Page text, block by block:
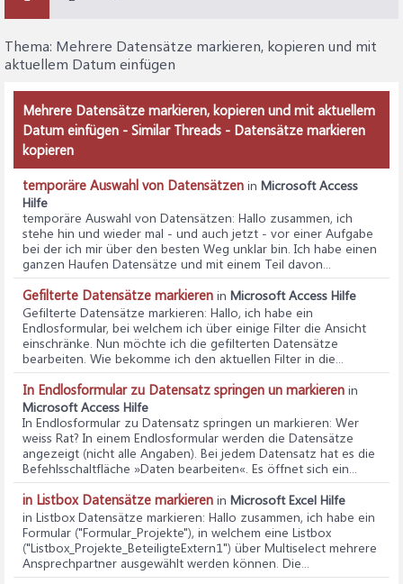
Thema: Mehrere Datensätze markieren, kopieren und mit
aktuellem Datum einfügen
Mehrere Datensätze markieren, kopieren und mit aktuellem
Datum einfügen - Similar Threads - Datensätze markieren
kopieren
temporäre Auswahl von Datensätzen in Microsoft Access
Hilfe
temporäre Auswahl von Datensätzen: Hallo zusammen, ich
stehe hin und wieder mal - und auch jetzt - vor einer Aufgabe
bei der ich mir über den besten Weg unklar bin. Ich habe einen
ganzen Haufen Datensätze und mit einem Teil davon...
Gefilterte Datensätze markieren in Microsoft Access Hilfe
Gefilterte Datensätze markieren: Hallo, ich habe ein
Endlosformular, bei welchem ich über einige Filter die Ansicht
einschränke. Nun möchte ich die gefilterten Datensätze
bearbeiten. Wie bekomme ich den aktuellen Filter in die...
In Endlosformular zu Datensatz springen un markieren in
Microsoft Access Hilfe
In Endlosformular zu Datensatz springen un markieren: Wer
weiss Rat? In einem Endlosformular werden die Datensätze
angezeigt (nicht alle Angaben). Bei jedem Datensatz hat es die
Befehlsschaltfläche »Daten bearbeiten«. Es öffnet sich ein...
in Listbox Datensätze markieren in Microsoft Excel Hilfe
in Listbox Datensätze markieren: Hallo zusammen, ich habe ein
Formular ("Formular_Projekte"), in welchem eine Listbox
("Listbox_Projekte_BeteiligteExtern1") über Multiselect mehrere
Ansprechpartner ausgewählt werden können. Die...